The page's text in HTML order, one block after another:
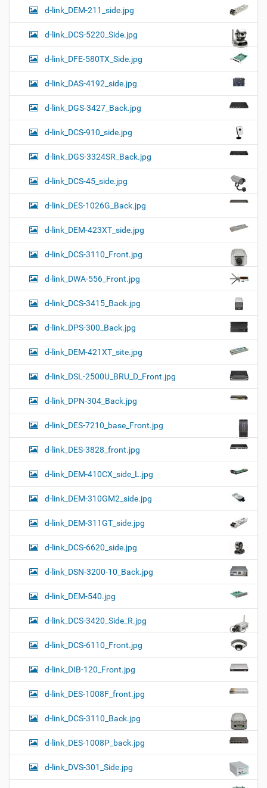
d-link_DEM-211_side.jpg
d-link_DCS-5220_Side.jpg
d-link_DFE-580TX_Side.jpg
d-link_DAS-4192_side.jpg
d-link_DGS-3427_Back.jpg
d-link_DCS-910_side.jpg
d-link_DGS-3324SR_Back.jpg
d-link_DCS-45_side.jpg
d-link_DES-1026G_Back.jpg
d-link_DEM-423XT_side.jpg
d-link_DCS-3110_Front.jpg
d-link_DWA-556_Front.jpg
d-link_DCS-3415_Back.jpg
d-link_DPS-300_Back.jpg
d-link_DEM-421XT_site.jpg
d-link_DSL-2500U_BRU_D_Front.jpg
d-link_DPN-304_Back.jpg
d-link_DES-7210_base_Front.jpg
d-link_DES-3828_front.jpg
d-link_DEM-410CX_side_L.jpg
d-link_DEM-310GM2_side.jpg
d-link_DEM-311GT_side.jpg
d-link_DCS-6620_side.jpg
d-link_DSN-3200-10_Back.jpg
d-link_DEM-540.jpg
d-link_DCS-3420_Side_R.jpg
d-link_DCS-6110_Front.jpg
d-link_DIB-120_Front.jpg
d-link_DES-1008F_front.jpg
d-link_DCS-3110_Back.jpg
d-link_DES-1008P_back.jpg
d-link_DVS-301_Side.jpg